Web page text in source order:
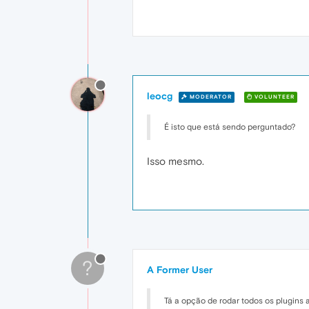
leocg MODERATOR VOLUNTEER
É isto que está sendo perguntado?
Isso mesmo.
? A Former User
Tá a opção de rodar todos os plugins